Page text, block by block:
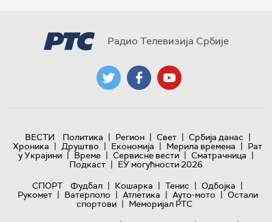
Радио Телевизија Србије
ВЕСТИ Политика | Регион | Свет | Србија данас |
Хроника | Друштво | Економија | Мерила времена | Рат
у Украјини | Време | Сервисне вести | Сматрачница |
Подкаст | ЕУ могућности 2026
СПОРТ
Фудбал | Кошарка | Тенис | Одбојка |
Рукомет | Ватерполо | Атлетика | Ауто-мото | Остали
спортови | Меморијал РТС